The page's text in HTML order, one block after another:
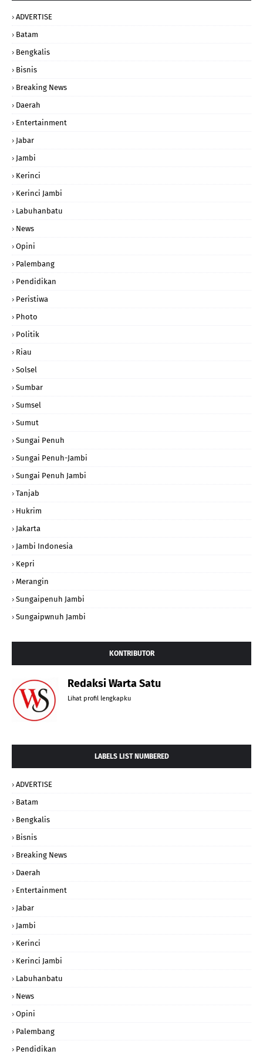
ADVERTISE
Batam
Bengkalis
Bisnis
Breaking News
Daerah
Entertainment
Jabar
Jambi
Kerinci
Kerinci Jambi
Labuhanbatu
News
Opini
Palembang
Pendidikan
Peristiwa
Photo
Politik
Riau
Solsel
Sumbar
Sumsel
Sumut
Sungai Penuh
Sungai Penuh-Jambi
Sungai Penuh Jambi
Tanjab
Hukrim
Jakarta
Jambi Indonesia
Kepri
Merangin
Sungaipenuh Jambi
Sungaipwnuh Jambi
KONTRIBUTOR
Redaksi Warta Satu
Lihat profil lengkapku
LABELS LIST NUMBERED
ADVERTISE
Batam
Bengkalis
Bisnis
Breaking News
Daerah
Entertainment
Jabar
Jambi
Kerinci
Kerinci Jambi
Labuhanbatu
News
Opini
Palembang
Pendidikan